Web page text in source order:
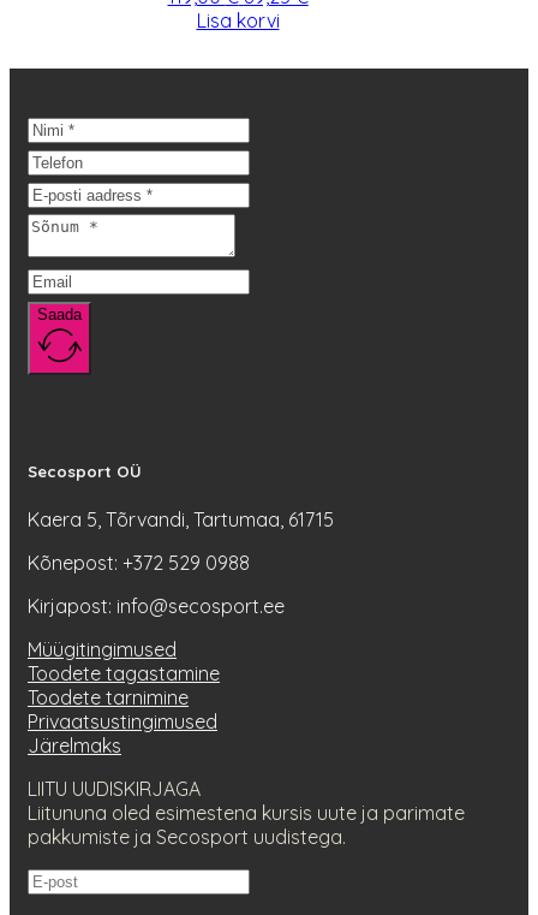
hind
119,00 €.89,25 €.
Lisa korvi
Saada
Secosport OÜ
Kaera 5, Tõrvandi, Tartumaa, 61715
Kõnepost: +372 529 0988
Kirjapost: info@secosport.ee
Müügitingimused
Toodete tagastamine
Toodete tarnimine
Privaatsustingimused
Järelmaks
LIITU UUDISKIRJAGA
Liitununa oled esimestena kursis uute ja parimate
pakkumiste ja Secosport uudistega.